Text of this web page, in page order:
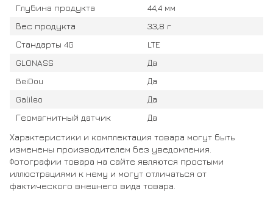
Глубина продукта
44,4 мм
Вес продукта
33,8 г
Стандарты 4G
LTE
GLONASS
Да
BeiDou
Да
Galileo
Да
Геомагнитный датчик
Да
Характеристики и комплектация товара могут быть
изменены производителем без уведомления.
Фотографии товара на сайте являются простыми
иллюстрациями к нему и могут отличаться от
фактического внешнего вида товара.